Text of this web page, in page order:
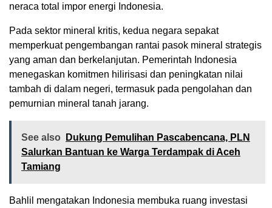
neraca total impor energi Indonesia.
Pada sektor mineral kritis, kedua negara sepakat
memperkuat pengembangan rantai pasok mineral strategis
yang aman dan berkelanjutan. Pemerintah Indonesia
menegaskan komitmen hilirisasi dan peningkatan nilai
tambah di dalam negeri, termasuk pada pengolahan dan
pemurnian mineral tanah jarang.
See also
Dukung Pemulihan Pascabencana, PLN
Salurkan Bantuan ke Warga Terdampak di Aceh
Tamiang
Bahlil mengatakan Indonesia membuka ruang investasi